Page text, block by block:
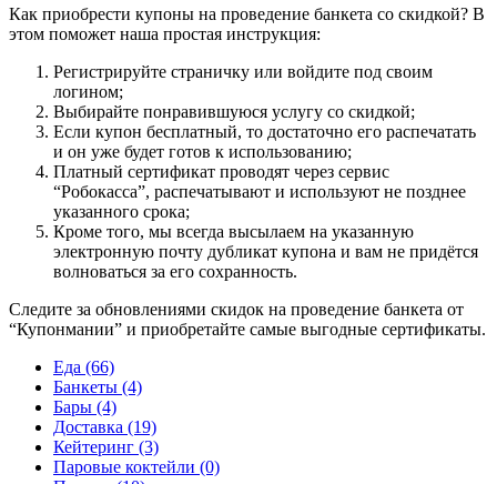
Как приобрести купоны на проведение банкета со скидкой? В
этом поможет наша простая инструкция:
Регистрируйте страничку или войдите под своим
логином;
Выбирайте понравившуюся услугу со скидкой;
Если купон бесплатный, то достаточно его распечатать
и он уже будет готов к использованию;
Платный сертификат проводят через сервис
“Робокасса”, распечатывают и используют не позднее
указанного срока;
Кроме того, мы всегда высылаем на указанную
электронную почту дубликат купона и вам не придётся
волноваться за его сохранность.
Следите за обновлениями скидок на проведение банкета от
“Купонмании” и приобретайте самые выгодные сертификаты.
Еда (66)
Банкеты (4)
Бары (4)
Доставка (19)
Кейтеринг (3)
Паровые коктейли (0)